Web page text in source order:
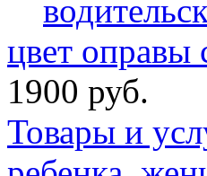
цвет оправы
1900 руб.
Товары и